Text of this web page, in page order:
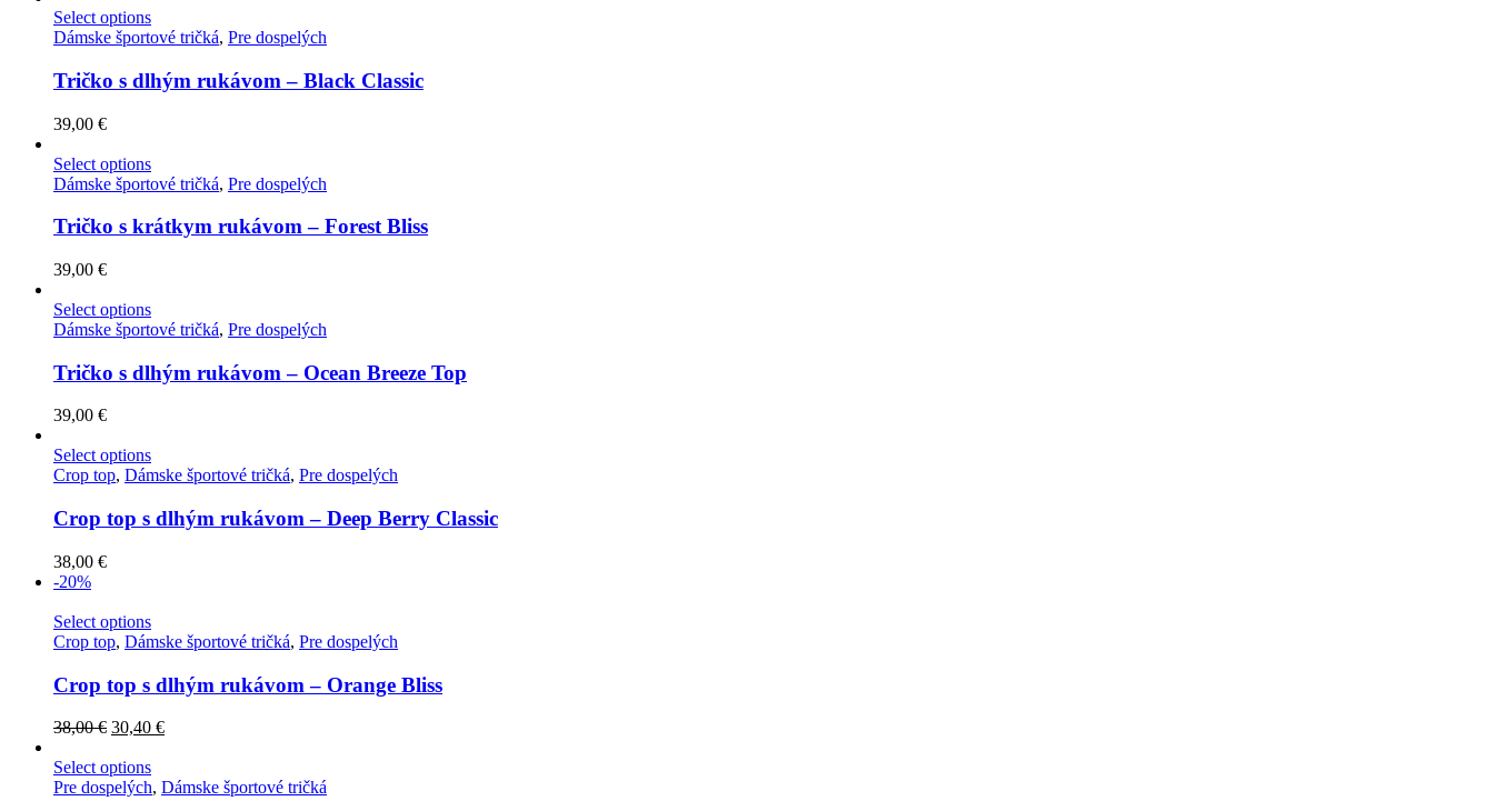
Select options
Dámske športové tričká, Pre dospelých
Tričko s dlhým rukávom – Black Classic
39,00 €
Select options
Dámske športové tričká, Pre dospelých
Tričko s krátkym rukávom – Forest Bliss
39,00 €
Select options
Dámske športové tričká, Pre dospelých
Tričko s dlhým rukávom – Ocean Breeze Top
39,00 €
Select options
Crop top, Dámske športové tričká, Pre dospelých
Crop top s dlhým rukávom – Deep Berry Classic
38,00 €
-20%
Select options
Crop top, Dámske športové tričká, Pre dospelých
Crop top s dlhým rukávom – Orange Bliss
38,00€ 30,40 €
Select options
Pre dospelých, Dámske športové tričká